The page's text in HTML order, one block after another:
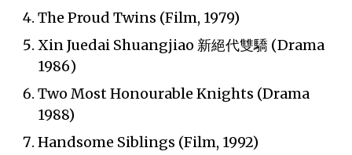
The Proud Twins (Film, 1979)
Xin Juedai Shuangjiao 新絕代雙驕 (Drama
1986)
Two Most Honourable Knights (Drama
1988)
Handsome Siblings (Film, 1992)